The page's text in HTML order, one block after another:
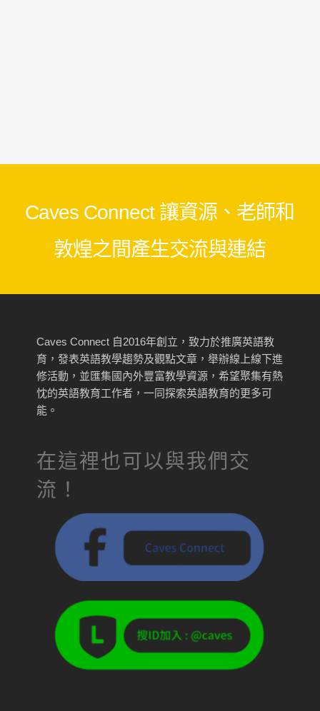
Caves Connect 讓資源、老師和
敦煌之間產生交流與連結
Caves Connect 自2016年創立，致力於推廣英語教
育，發表英語教學趨勢及觀點文章，舉辦線上線下進
修活動，並匯集國內外豐富教學資源，希望聚集有熱
忱的英語教育工作者，一同探索英語教育的更多可
能。
在這裡也可以與我們交
流！